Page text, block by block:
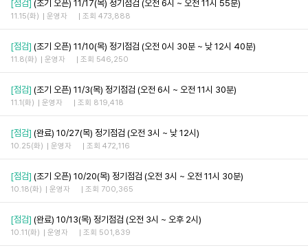
[점검] (조기 오픈) 11/17(목) 정기점검 (오전 6시 ~ 오전 11시 55분)
11.15(화) 운영자 조회 473,888
[점검] (조기 오픈) 11/10(목) 정기점검 (오전 0시 30분 ~ 낮 12시 40분)
11.8(화) 운영자 조회 546,250
[점검] (조기 오픈) 11/3(목) 정기점검 (오전 6시 ~ 오전 11시 30분)
11.1(화) 운영자 조회 819,418
[점검] (완료) 10/27(목) 정기점검 (오전 3시 ~ 낮 12시)
10.25(화) 운영자 조회 472,116
[점검] (조기 오픈) 10/20(목) 정기점검 (오전 3시 ~ 오전 11시 30분)
10.18(화) 운영자 조회 700,365
[점검] (완료) 10/13(목) 정기점검 (오전 3시 ~ 오후 2시)
10.11(화) 운영자 조회 501,839